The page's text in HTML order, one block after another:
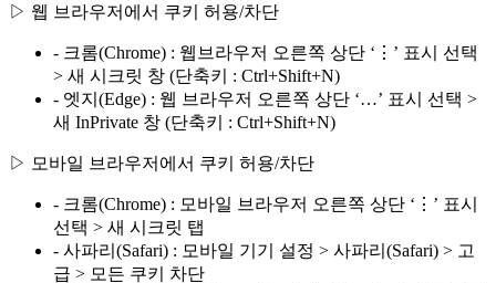
▷ 웹 브라우저에서 쿠키 허용/차단
- 크롬(Chrome) : 웹브라우저 오른쪽 상단 ‘⋮’ 표시 선택
> 새 시크릿 창 (단축키 : Ctrl+Shift+N)
- 엣지(Edge) : 웹 브라우저 오른쪽 상단 ‘…’ 표시 선택 >
새 InPrivate 창 (단축키 : Ctrl+Shift+N)
▷ 모바일 브라우저에서 쿠키 허용/차단
- 크롬(Chrome) : 모바일 브라우저 오른쪽 상단 ‘⋮’ 표시
선택 > 새 시크릿 탭
- 사파리(Safari) : 모바일 기기 설정 > 사파리(Safari) > 고
급 > 모든 쿠키 차단